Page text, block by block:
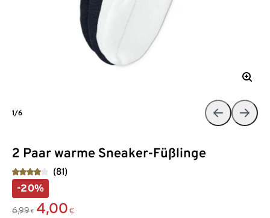
2 Paar warme Sneaker-Füßlinge
(81)
-20%
6,99 € 4,00 €
1/6